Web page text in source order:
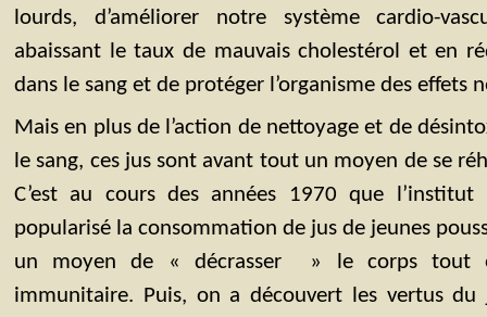
lourds, d’améliorer notre système cardio-
abaissant le taux de mauvais cholestérol et en
dans le sang et de protéger l’organisme des effets
Mais en plus de l’action de nettoyage et de
le sang, ces jus sont avant tout un moyen de se
C’est au cours des années 1970 que
popularisé la consommation de jus de jeunes
un moyen de « décrasser » le corps tout
immunitaire. Puis, on a découvert les vertus